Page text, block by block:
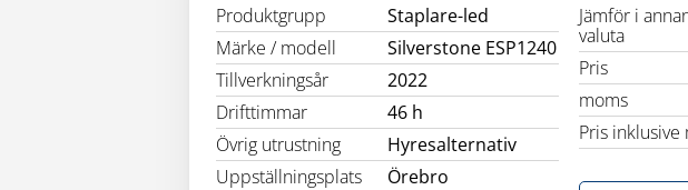
Produktgrupp
Staplare-led
Märke / modell
Silverstone ESP1240
Tillverkningsår
2022
Drifttimmar
46 h
Övrig utrustning
Hyresalternativ
Uppställningsplats
Örebro
Jämför i
valuta
Pris
moms
Pris inklusive